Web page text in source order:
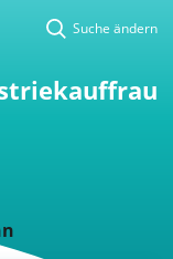
Suche ändern